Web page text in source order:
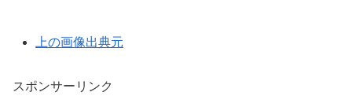
上の画像出典元
スポンサーリンク